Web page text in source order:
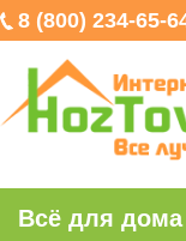
8 (800) 234-65-
Всё для дома